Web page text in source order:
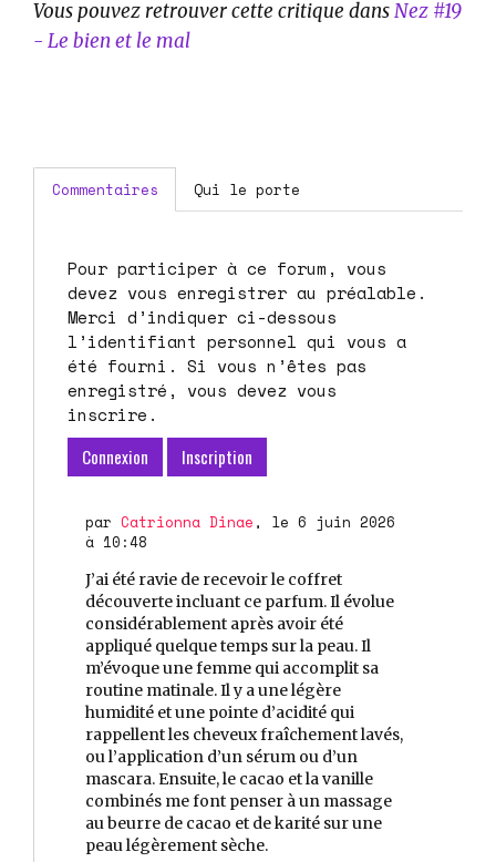
Vous pouvez retrouver cette critique dansNez #19
- Le bien et le mal
Commentaires Qui le porte
Pour participer à ce forum, vous
devez vous enregistrer au préalable.
Merci d’indiquer ci-dessous
l’identifiant personnel qui vous a
été fourni. Si vous n’êtes pas
enregistré, vous devez vous
inscrire.
Connexion
Inscription
par Catrionna Dinae , le 6 juin 2026
à 10:48
J’ai été ravie de recevoir le coffret
découverte incluant ce parfum. Il évolue
considérablement après avoir été
appliqué quelque temps sur la peau. Il
m’évoque une femme qui accomplit sa
routine matinale. Il y a une légère
humidité et une pointe d’acidité qui
rappellent les cheveux fraîchement lavés,
ou l’application d’un sérum ou d’un
mascara. Ensuite, le cacao et la vanille
combinés me font penser à un massage
au beurre de cacao et de karité sur une
peau légèrement sèche.